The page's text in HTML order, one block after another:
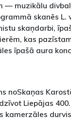
— muzikālu
skanēs L.
skaņdarbi,
kas
īpašā aura
noSkaņas
Liepājas
kamerzāles